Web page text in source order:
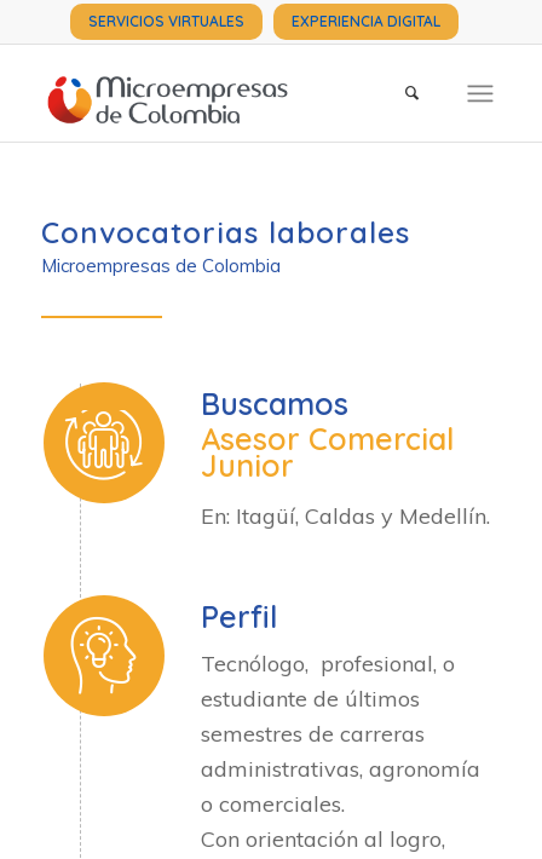
SERVICIOS VIRTUALES EXPERIENCIA DIGITAL
Convocatorias laborales
Microempresas de Colombia
Buscamos
Asesor Comercial
Junior
En: Itagüí, Caldas y Medellín.
Perfil
Tecnólogo, profesional, o
estudiante de últimos
semestres de carreras
administrativas, agronomía
o comerciales.
Con orientación al logro,